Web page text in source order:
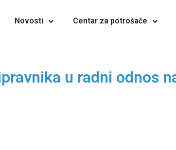
Novosti Centar za potrošače
u radni odnos